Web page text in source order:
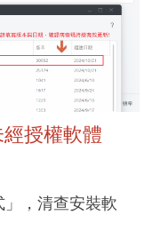
授權軟體
，清查安裝軟